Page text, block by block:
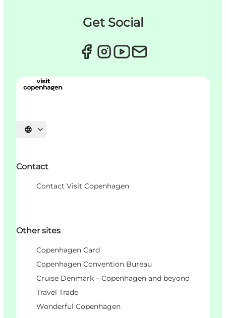
Get Social
Choisissez la langue
Contact
Contact Visit Copenhagen
Other sites
Copenhagen Card
Copenhagen Convention Bureau
Cruise Denmark – Copenhagen and beyond
Travel Trade
Wonderful Copenhagen